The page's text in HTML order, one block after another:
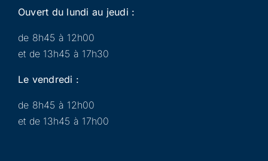
Ouvert du lundi au jeudi :
de 8h45 à 12h00
et de 13h45 à 17h30
Le vendredi :
de 8h45 à 12h00
et de 13h45 à 17h00